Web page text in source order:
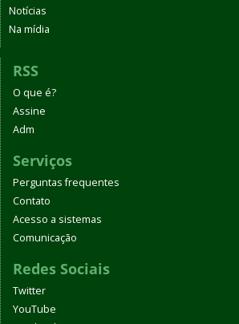
Notícias
Na mídia
RSS
O que é?
Assine
Adm
Serviços
Perguntas frequentes
Contato
Acesso a sistemas
Comunicação
Redes Sociais
Twitter
YouTube